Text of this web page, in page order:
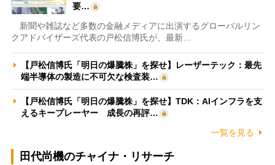
要…
新聞や雑誌など多数の金融メディアに出演するグローバルリン
クアドバイザーズ代表の戸松信博氏が、最新…
【戸松信博氏「明日の爆騰株」を探せ】レーザーテック：最先
端半導体の製造に不可欠な検査装…
【戸松信博氏「明日の爆騰株」を探せ】TDK：AIインフラを支
えるキープレーヤー 成長の再評…
一覧を見る
田代尚機のチャイナ・リサーチ